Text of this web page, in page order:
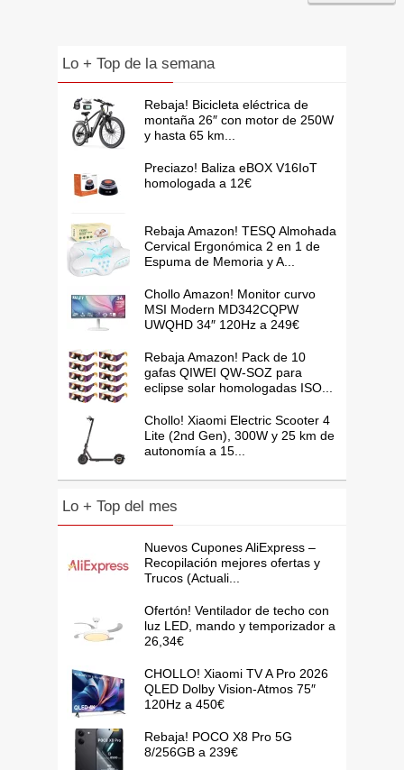
Lo + Top de la semana
Rebaja! Bicicleta eléctrica de
montaña 26″ con motor de 250W
y hasta 65 km...
Preciazo! Baliza eBOX V16IoT
homologada a 12€
Rebaja Amazon! TESQ Almohada
Cervical Ergonómica 2 en 1 de
Espuma de Memoria y A...
Chollo Amazon! Monitor curvo
MSI Modern MD342CQPW
UWQHD 34″ 120Hz a 249€
Rebaja Amazon! Pack de 10
gafas QIWEI QW-SOZ para
eclipse solar homologadas ISO...
Chollo! Xiaomi Electric Scooter 4
Lite (2nd Gen), 300W y 25 km de
autonomía a 15...
Lo + Top del mes
Nuevos Cupones AliExpress –
Recopilación mejores ofertas y
Trucos (Actuali...
Ofertón! Ventilador de techo con
luz LED, mando y temporizador a
26,34€
CHOLLO! Xiaomi TV A Pro 2026
QLED Dolby Vision-Atmos 75″
120Hz a 450€
Rebaja! POCO X8 Pro 5G
8/256GB a 239€